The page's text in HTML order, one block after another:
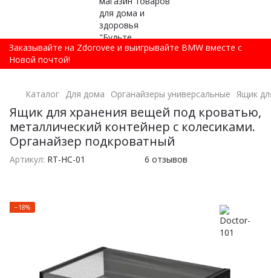
Заказывайте на Zdorovee и выигрывайте BMW вместе с
Новой почтой!
Каталог Для дома Органайзеры универсальные Ящик
Ящик для хранения вещей под кроватью,
металлический контейнер с колесиками.
Органайзер подкроватный
Артикул: RT-HC-01 6 отзывов
−18%